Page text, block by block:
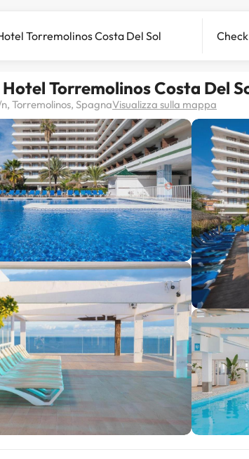
Torremolinos Costa Del
Torremolinos, SpagnaVisualizza sulla mappa